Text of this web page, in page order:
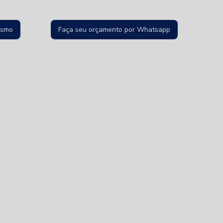
Faça seu orçamento por Whatsapp